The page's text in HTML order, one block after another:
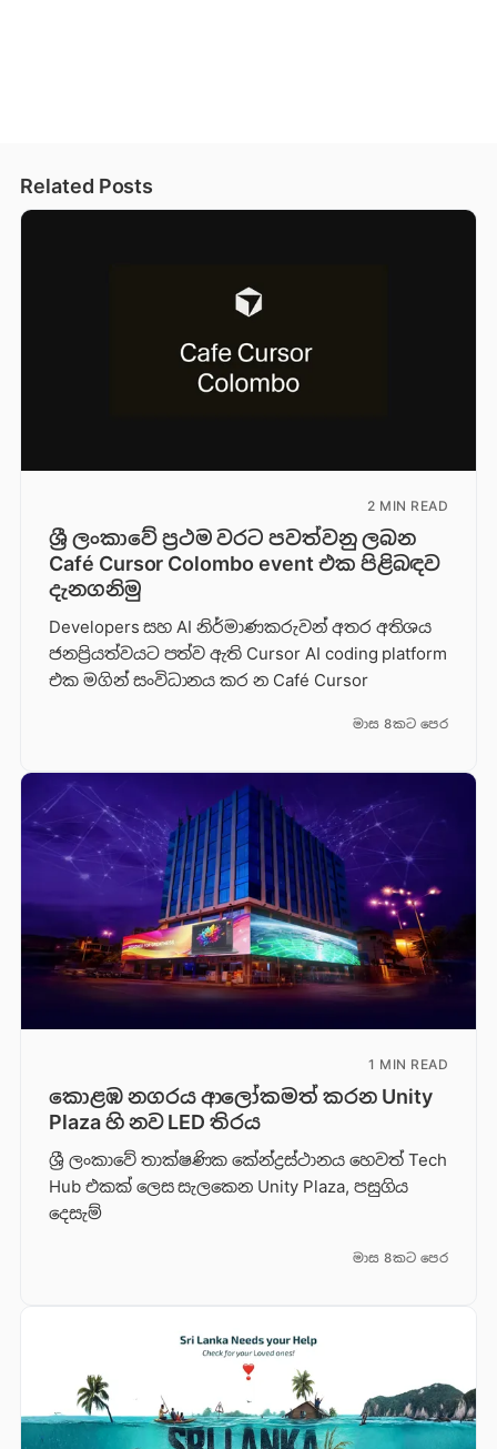
Related Posts
2 MIN READ
ශ්‍රී ලංකාවේ ප්‍රථම වරට පවත්වනු ලබන
Café Cursor Colombo event එක පිළිබඳව
දැනගනිමු
Developers සහ AI නිර්මාණකරුවන් අතර අතිශය
ජනප්‍රියත්වයට පත්ව ඇති Cursor AI coding platform
එක මගින් සංවිධානය කර න Café Cursor
මාස 8කට පෙර
1 MIN READ
කොළඹ නගරය ආලෝකමත් කරන Unity
Plaza හි නව LED තිරය
ශ්‍රී ලංකාවේ තාක්ෂණික කේන්ද්‍රස්ථානය හෙවත් Tech
Hub එකක් ලෙස සැලකෙන Unity Plaza, පසුගිය
දෙසැම්
මාස 8කට පෙර